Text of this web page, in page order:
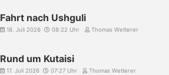
Fahrt nach Ushguli
18. Juli 2026 08:22 Uhr Thomas Wetterer
Rund um Kutaisi
17. Juli 2026 07:27 Uhr Thomas Wetterer